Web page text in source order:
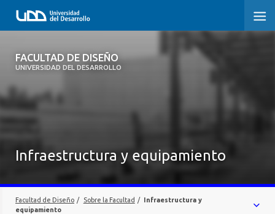
FACULTAD DE DISEÑO
UNIVERSIDAD DEL DESARROLLO
FACULTAD DE DISEÑO
INICIO
Infraestructura y equipamiento
Facultad de Diseño / Sobre la Facultad / Infraestructura y
equipamiento